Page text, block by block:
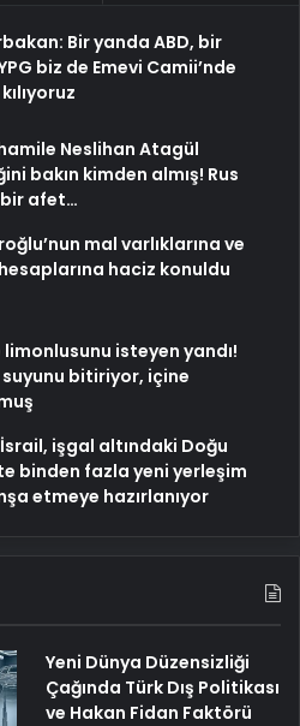
Bir yanda ABD, bir
biz de Emevi Camii’nde
Neslihan Atagül
bakın kimden almış! Rus
afet…
mal varlıklarına ve
haciz konuldu
isteyen yandı!
bitiriyor, içine
işgal altındaki Doğu
binden fazla yeni yerleşim
etmeye hazırlanıyor
Yeni Dünya Düzensizliği
Çağında Türk Dış Politikası
ve Hakan Fidan Faktörü